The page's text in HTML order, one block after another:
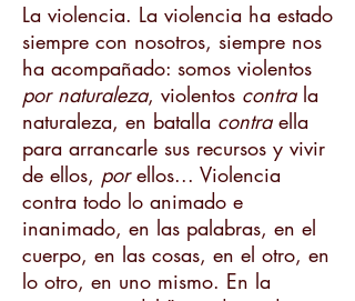
La violencia. La violencia ha estado
siempre con nosotros, siempre nos
ha acompañado: somos violentos
por naturaleza, violentos contra la
naturaleza, en batalla contraella
para arrancarle sus recursos y vivir
de ellos, porellos... Violencia
contra todo lo animado e
inanimado, en las palabras, en el
cuerpo, en las cosas, en el otro, en
lo otro, en uno mismo. En la